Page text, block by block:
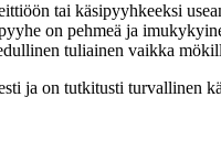
tai käsipyyhkeeksi
on pehmeä ja
tuliainen vaikka
ja on tutkitusti turvallinen